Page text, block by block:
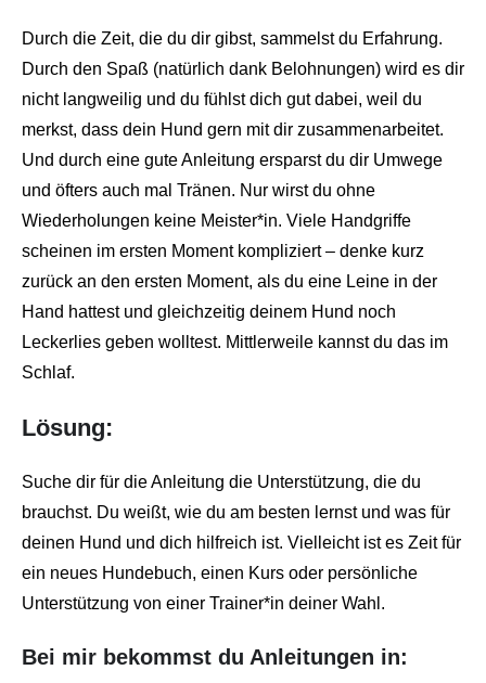
Durch die Zeit, die du dir gibst, sammelst du Erfahrung.
Durch den Spaß (natürlich dank Belohnungen) wird es dir
nicht langweilig und du fühlst dich gut dabei, weil du
merkst, dass dein Hund gern mit dir zusammenarbeitet.
Und durch eine gute Anleitung ersparst du dir Umwege
und öfters auch mal Tränen. Nur wirst du ohne
Wiederholungen keine Meister*in. Viele Handgriffe
scheinen im ersten Moment kompliziert – denke kurz
zurück an den ersten Moment, als du eine Leine in der
Hand hattest und gleichzeitig deinem Hund noch
Leckerlies geben wolltest. Mittlerweile kannst du das im
Schlaf.
Lösung:
Suche dir für die Anleitung die Unterstützung, die du
brauchst. Du weißt, wie du am besten lernst und was für
deinen Hund und dich hilfreich ist. Vielleicht ist es Zeit für
ein neues Hundebuch, einen Kurs oder persönliche
Unterstützung von einer Trainer*in deiner Wahl.
Bei mir bekommst du Anleitungen in: